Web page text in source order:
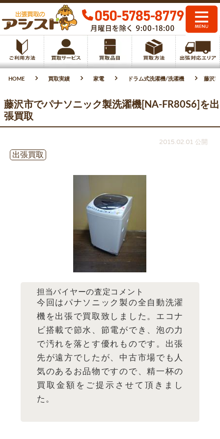
HOME 買取実績 家電 ドラム式洗濯機/洗濯機 藤沢
藤沢市でパナソニック製洗濯機[NA-FR80S6]を出
張買取
2015.02.01 公開
出張買取
担当バイヤーの査定コメント
今回はパナソニック製の全自動洗濯
機を出張で買取致しました。エコナ
ビ搭載で節水、節電ができ、泡の力
で汚れを落とす優れものです。出張
先が遠方でしたが、中古市場でも人
気のあるお品物ですので、精一杯の
買取金額をご提示させて頂きまし
た。